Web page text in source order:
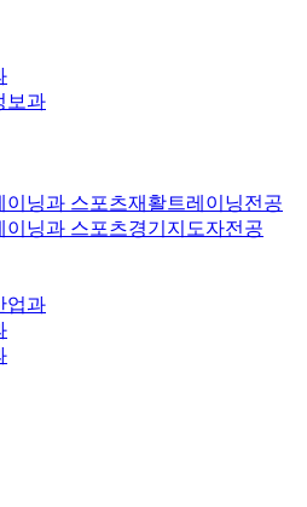
보과
이닝과 스포츠재활트레이닝전공
이닝과 스포츠경기지도자전공
업과